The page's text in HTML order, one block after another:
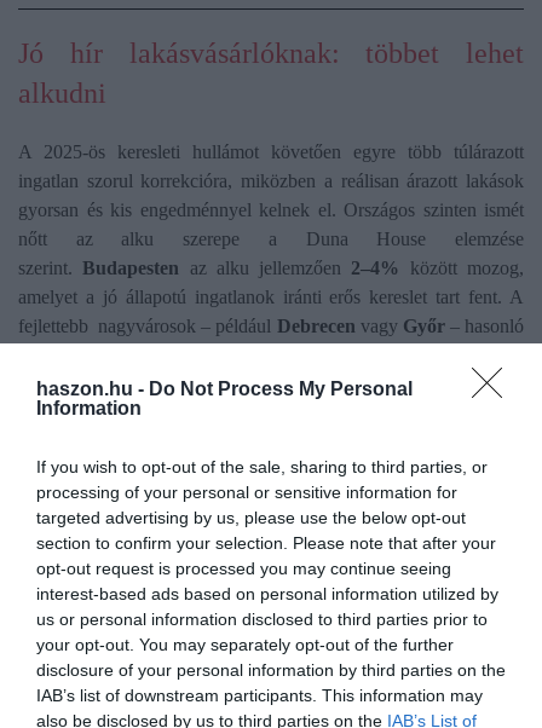
haszon.hu - Do Not Process My Personal
Information
If you wish to opt-out of the sale, sharing to third parties, or
processing of your personal or sensitive information for
targeted advertising by us, please use the below opt-out
section to confirm your selection. Please note that after your
opt-out request is processed you may continue seeing
interest-based ads based on personal information utilized by
us or personal information disclosed to third parties prior to
your opt-out. You may separately opt-out of the further
disclosure of your personal information by third parties on the
IAB’s list of downstream participants. This information may
also be disclosed by us to third parties on the IAB’s List of
Jó hír lakásvásárlóknak: többet lehet
alkudni
A 2025-ös keresleti hullámot követően egyre több túlárazott
ingatlan szorul korrekcióra, miközben a reálisan árazott lakások
gyorsan és kis engedménnyel kelnek el. Országos szinten ismét
nőtt az alku szerepe a Duna House elemzése
szerint.Budapesten az alku jellemzően 2–4%
között mozog,
amelyet a jó állapotú ingatlanok iránti erős kereslet tart fent. A
fejlettebb nagyvárosok – például Debrecen vagy Győr – hasonló
szemben átlagosan 7% körüli alku érhető el, egyes piacokon
ennél is nagyobb mozgástérrel:
hónapjaiban.
Olvasd el ezt is!
Ez durva, átlépett egy határt az új lakások átlagára
a fővárosban
Kilőttek a lakásárak: Magyarország toronymagasan